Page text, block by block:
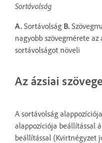
Sortávolság
A. Sortávolság B.
nagyobb szövegmérete
sortávolságot növeli
Az ázsiai
A sortávolság
alappozíciója beállítással
beállítással (Kvirtnégyzet